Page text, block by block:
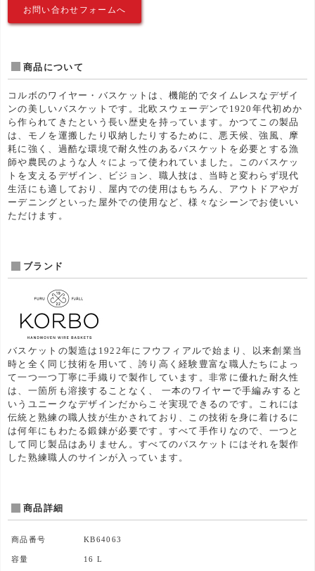
お問い合わせフォームへ
商品について
コルボのワイヤー・バスケットは、機能的でタイムレスなデザイ
ンの美しいバスケットです。北欧スウェーデンで1920年代初めか
ら作られてきたという長い歴史を持っています。かつてこの製品
は、モノを運搬したり収納したりするために、悪天候、強風、摩
耗に強く、過酷な環境で耐久性のあるバスケットを必要とする漁
師や農民のような人々によって使われていました。このバスケッ
トを支えるデザイン、ビジョン、職人技は、当時と変わらず現代
生活にも適しており、屋内での使用はもちろん、アウトドアやガ
ーデニングといった屋外での使用など、様々なシーンでお使いい
ただけます。
ブランド
バスケットの製造は1922年にフウフィアルで始まり、以来創業当
時と全く同じ技術を用いて、誇り高く経験豊富な職人たちによっ
て一つ一つ丁寧に手織りで製作しています。非常に優れた耐久性
は、一箇所も溶接することなく、 一本のワイヤーで手編みすると
いうユニークなデザインだからこそ実現できるのです。これには
伝統と熟練の職人技が生かされており、この技術を身に着けるに
は何年にもわたる鍛錬が必要です。すべて手作りなので、一つと
して同じ製品はありません。すべてのバスケットにはそれを製作
した熟練職人のサインが入っています。
商品詳細
商品番号 KB64063
容量 16 L